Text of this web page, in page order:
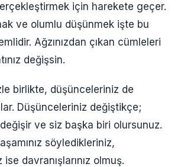
için harekete geçer.
ve olumlu düşünmek işte bu
Ağzınızdan çıkan cümleleri
değişsin.
birlikte, düşünceleriniz de
Düşünceleriniz değiştikçe;
değişir ve siz başka biri olursunuz.
söyledikleriniz,
davranışlarınız olmuş.